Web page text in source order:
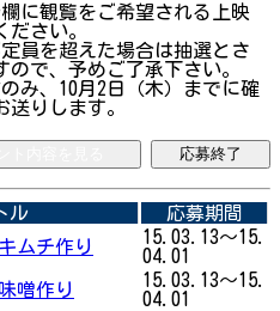
に観覧をご希望される上映
ださい。
員を超えた場合は抽選とさ
ので、予めご了承下さい。
み、10月2日（木）までに確
りします。
応募終了
ル
応募期間
ムチ作り
15.03.13～15.
04.01
噌作り
15.03.13～15.
04.01